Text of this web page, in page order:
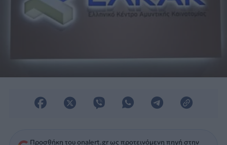
Προσθήκη του onalert.gr ως προτεινόμενη πηγή στην